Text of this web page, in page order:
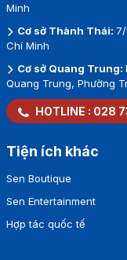
Minh
Cơ sở Thành Thái:
Chí Minh
Cơ sở Quang Trung:
Quang Trung, Phường
HOTLINE : 028
Tiện ích khác
Sen Boutique
Sen Entertainment
Hợp tác quốc tế